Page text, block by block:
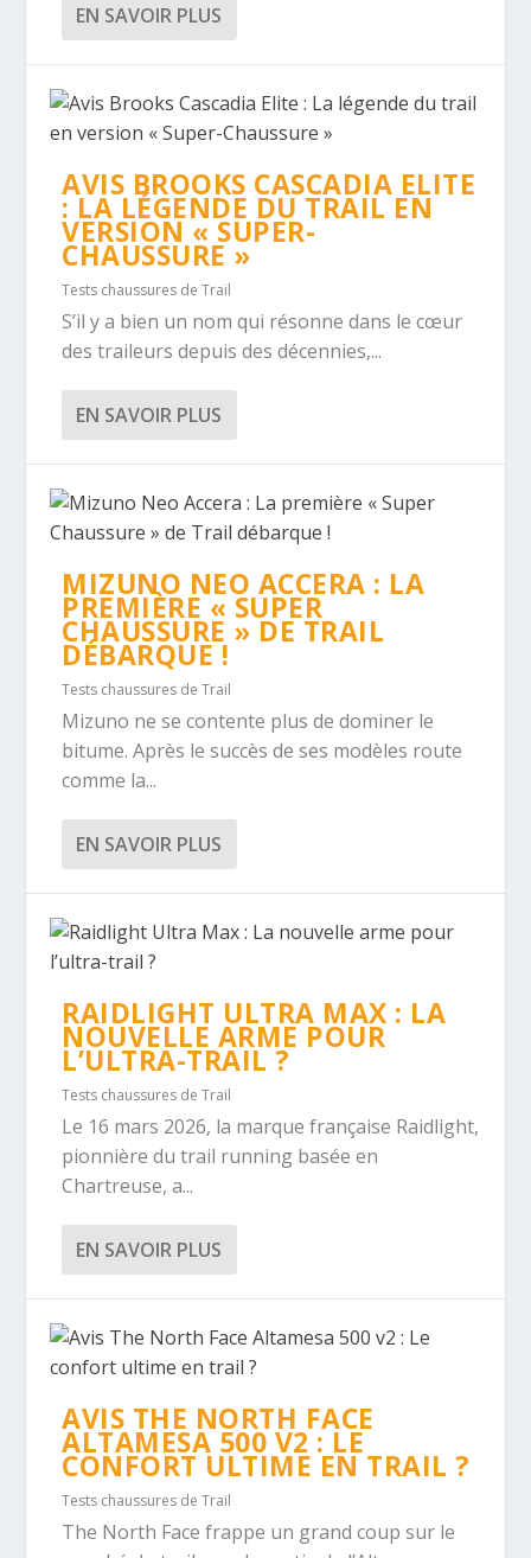
EN SAVOIR PLUS
AVIS BROOKS CASCADIA ELITE
: LA LÉGENDE DU TRAIL EN
VERSION « SUPER-
CHAUSSURE »
Tests chaussures de Trail
S’il y a bien un nom qui résonne dans le cœur
des traileurs depuis des décennies,...
EN SAVOIR PLUS
MIZUNO NEO ACCERA : LA
PREMIÈRE « SUPER
CHAUSSURE » DE TRAIL
DÉBARQUE !
Tests chaussures de Trail
Mizuno ne se contente plus de dominer le
bitume. Après le succès de ses modèles route
comme la...
EN SAVOIR PLUS
RAIDLIGHT ULTRA MAX : LA
NOUVELLE ARME POUR
L’ULTRA-TRAIL ?
Tests chaussures de Trail
Le 16 mars 2026, la marque française Raidlight,
pionnière du trail running basée en
Chartreuse, a...
EN SAVOIR PLUS
AVIS THE NORTH FACE
ALTAMESA 500 V2 : LE
CONFORT ULTIME EN TRAIL ?
Tests chaussures de Trail
The North Face frappe un grand coup sur le